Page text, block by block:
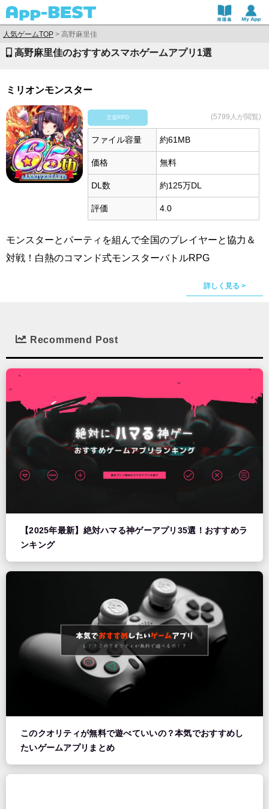
人気ゲームTOP > 高野麻里佳
高野麻里佳のおすすめスマホゲームアプリ1選
ミリオンモンスター
王道RPG (5799人が閲覧)
ファイル容量 約61MB
価格 無料
DL数 約125万DL
評価 4.0
モンスターとパーティを組んで全国のプレイヤーと協力＆
対戦！白熱のコマンド式モンスターバトルRPG
詳しく見る >
Recommend Post
【2025年最新】絶対ハマる神ゲーアプリ35選！おすすめラ
ンキング
このクオリティが無料で遊べていいの？本気でおすすめし
たいゲームアプリまとめ